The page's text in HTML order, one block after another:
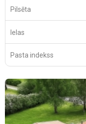
Pilsēta
Ielas
Pasta indekss